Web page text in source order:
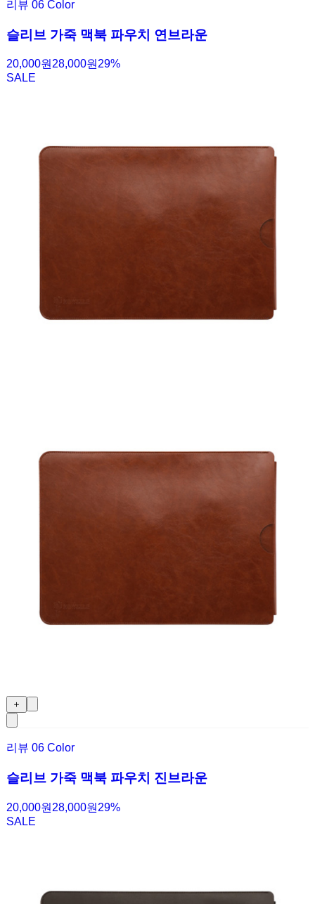
리뷰 06 Color
슬리브 가죽 맥북 파우치 연브라운
20,000원 28,000원 29%
SALE
＋
리뷰 06 Color
슬리브 가죽 맥북 파우치 진브라운
20,000원 28,000원 29%
SALE